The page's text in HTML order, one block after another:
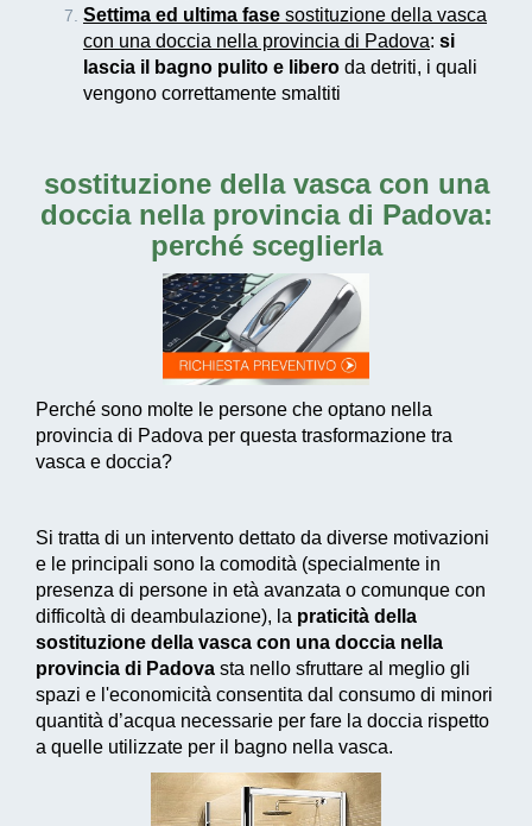
Settima ed ultima fase sostituzione della vasca
con una doccia nella provincia di Padova: si
lascia il bagno pulito e libero da detriti, i quali
vengono correttamente smaltiti
sostituzione della vasca con una
doccia nella provincia di Padova:
perché sceglierla
Perché sono molte le persone che optano nella
provincia di Padova per questa trasformazione tra
vasca e doccia?
Si tratta di un intervento dettato da diverse motivazioni
e le principali sono la comodità (specialmente in
presenza di persone in età avanzata o comunque con
difficoltà di deambulazione), la praticità della
sostituzione della vasca con una doccia nella
provincia di Padova sta nello sfruttare al meglio gli
spazi e l'economicità consentita dal consumo di minori
quantità d’acqua necessarie per fare la doccia rispetto
a quelle utilizzate per il bagno nella vasca.